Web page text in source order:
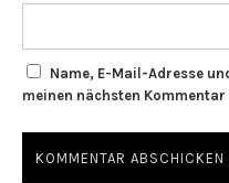
Name, E-Mail-Adresse
meinen nächsten